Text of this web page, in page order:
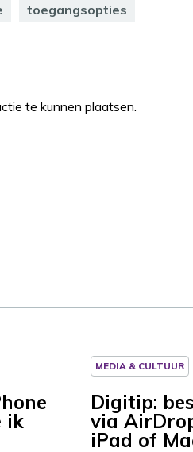
toegangsopties
te kunnen plaatsen.
ik
MEDIA & CULTUUR
Digitip:
via
iPad of